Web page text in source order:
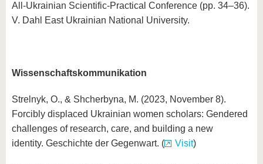
All-Ukrainian Scientific-Practical Conference (pp. 34–36).
V. Dahl East Ukrainian National University.
Wissenschaftskommunikation
Strelnyk, O., & Shcherbyna, M. (2023, November 8).
Forcibly displaced Ukrainian women scholars: Gendered
challenges of research, care, and building a new
identity. Geschichte der Gegenwart. (
Visit)